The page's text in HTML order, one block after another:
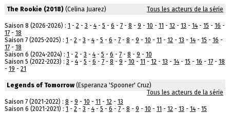
The Rookie (2018)(Celina Juarez) Tous les acteurs de la série
Saison 8 (2026-2026) : 1 - 2- 3 - 4- 5 - 6 - 7- 8 - 9 - 10 - 11 - 12- 13 - 14- 15 - 16 -
17- 18
Saison 7 (2025-2025) : 1 - 2- 3 - 4- 5 - 6 - 7- 8 - 9 - 10 - 11 - 12- 13 - 14- 15 - 16 -
17- 18
Saison 6 (2024-2024) : 1 - 2- 3 - 4- 5 - 6 - 7- 8 - 9 - 10
Saison 5 (2022-2023) : 3 - 4- 5 - 6 - 7- 8 - 9 - 10 - 11 - 12- 13 - 14- 15 - 16 - 17- 18
- 19 - 21
Legends of Tomorrow(Esperanza 'Spooner' Cruz)
Tous les acteurs de la série
Saison 7 (2021-2022) : 8 - 9 - 10 - 11 - 12- 13
Saison 6 (2021-2021) : 1 - 2- 3 - 4- 5 - 6 - 7- 8 - 9 - 10 - 11 - 12- 13 - 14- 15